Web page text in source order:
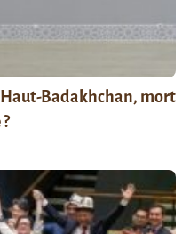
Badakhchan, mort